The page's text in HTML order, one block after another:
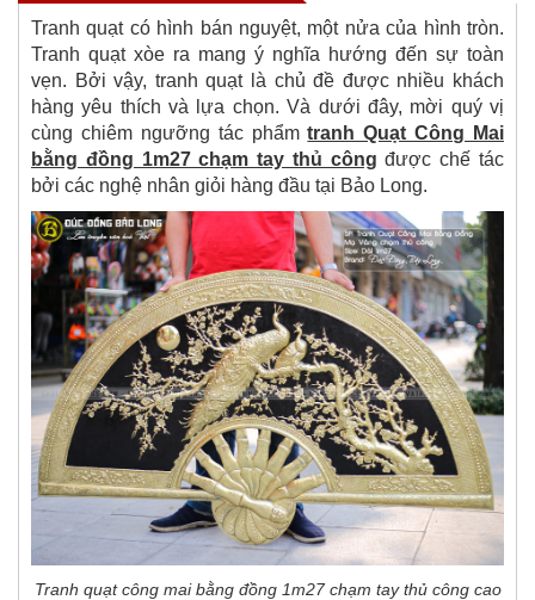
Tranh quạt có hình bán nguyệt, một nửa của hình tròn.
Tranh quạt xòe ra mang ý nghĩa hướng đến sự toàn
vẹn. Bởi vậy, tranh quạt là chủ đề được nhiều khách
hàng yêu thích và lựa chọn. Và dưới đây, mời quý vị
cùng chiêm ngưỡng tác phẩmtranh Quạt Công Mai
bằng đồng 1m27 chạm tay thủ công được chế tác
bởi các nghệ nhân giỏi hàng đầu tại Bảo Long.
Tranh quạt công mai bằng đồng 1m27 chạm tay thủ công cao